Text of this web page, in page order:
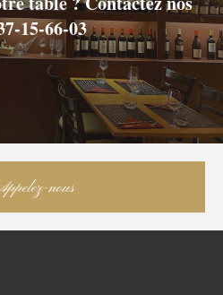
15-66-03
nous